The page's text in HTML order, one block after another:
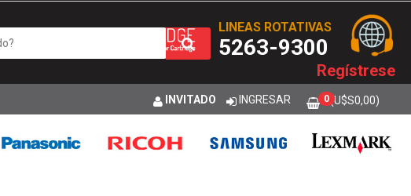
INVITADO INGRESAR 0 (U$S0,00)
LINEAS ROTATIVAS
5263-9300
Regístrese